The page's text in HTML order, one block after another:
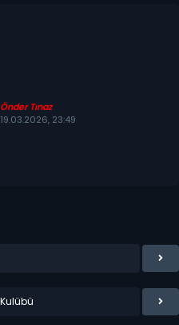
Önder Tınaz
19.03.2026, 23:49